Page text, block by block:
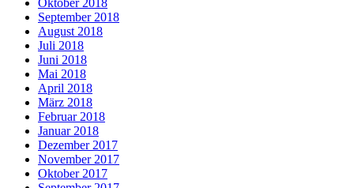
Oktober 2018
September 2018
August 2018
Juli 2018
Juni 2018
Mai 2018
April 2018
März 2018
Februar 2018
Januar 2018
Dezember 2017
November 2017
Oktober 2017